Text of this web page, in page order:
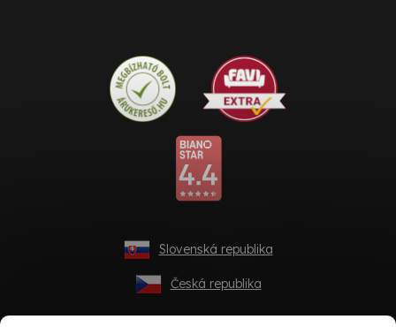
Slovenská republika
Česká republika